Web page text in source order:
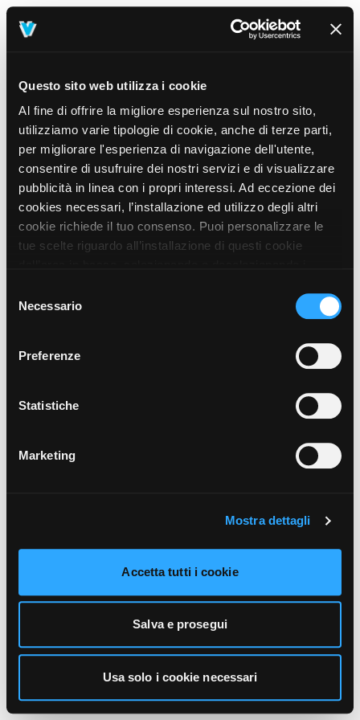
Questo sito web utilizza i cookie
Al fine di offrire la migliore esperienza sul nostro sito,
utilizziamo varie tipologie di cookie, anche di terze parti,
per migliorare l'esperienza di navigazione dell'utente,
consentire di usufruire dei nostri servizi e di visualizzare
pubblicità in linea con i propri interessi. Ad eccezione dei
cookies necessari, l’installazione ed utilizzo degli altri
cookie richiede il tuo consenso. Puoi personalizzare le
tue scelte riguardo all’installazione di questi cookie
prosegui” o decidere di accettare tutti i cookie, cliccando
sul pulsante “Accetta tutti i cookie”. Cliccando sul tasto
unicamente i cookie necessari alla navigazione. Per
funzionamento, puoi prendere visione dell’informativa
cliccando qui.
delNecessario
Preferenze
Statistiche
Marketing
Mostra dettagli
Accetta tutti i cookie
Salva e prosegui
Usa solo i cookie necessari
404